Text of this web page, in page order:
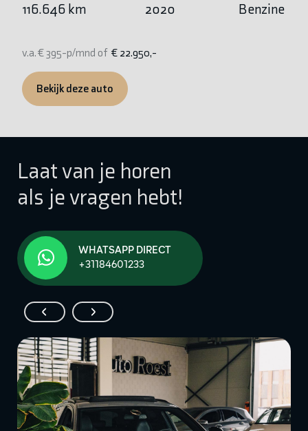
116.646 km 2020 Benzine
v.a. € 395-p/mnd of € 22.950,-
Bekijk deze auto
Laat van je horen
als je vragen hebt!
WHATSAPP DIRECT
+31184601233